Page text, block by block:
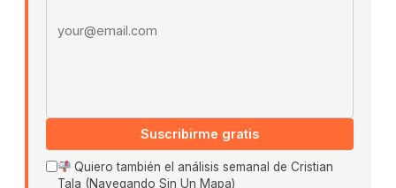
Comunidad (Skool) ↗
© 2026 El Ecosistema Startup. Todos los derechos
Políticas De Privacidad · Términos De Uso
Suscribirme gratis
Quiero también el análisis semanal de Cristian
Tala (Navegando Sin Un Mapa)